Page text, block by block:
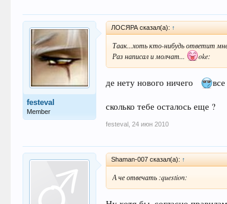
festeval
Member
ЛОСЯРА сказал(а): ↑
Таак...хоть кто-нибудь ответит
Раз написал и молчат...
oke:
де нету нового ничего
сколько тебе осталось еще ?
festeval 24 июн 2010
Shaman-007 сказал(а): ↑
А че отвечать :question: